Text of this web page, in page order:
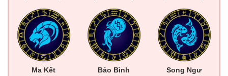
Ma Kết Bảo Bình Song Ngư